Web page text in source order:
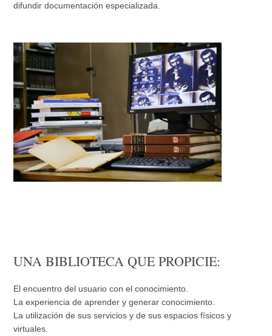
difundir documentación especializada.
UNA BIBLIOTECA QUE PROPICIE:
El encuentro del usuario con el conocimiento.
La experiencia de aprender y generar conocimiento.
La utilización de sus servicios y de sus espacios físicos y
virtuales.